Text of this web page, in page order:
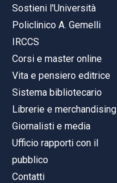
Sostieni l'Università
Policlinico A. Gemelli
IRCCS
Corsi e master online
Vita e pensiero editrice
Sistema bibliotecario
Librerie e merchandising
Giornalisti e media
Ufficio rapporti con il
pubblico
Contatti